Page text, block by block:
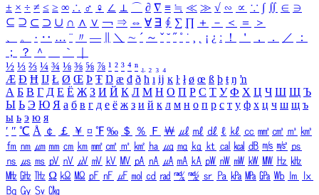
± × ÷ ≠ ≤ ≥ ∞ ∴ ♂ ♀ ∠ ⊥ ⌒ ∂ ∇ ≡ ≒ ≪ ≫ √ ∽ ∝ ∵ ∫ ∬ ∈ ∋
⊆ ⊇ ⊂ ⊃ ∪ ∩ ∧ ∨ ￢ ⇒ ⇔ ∀ ∃ ∮ ∑ ∏ ＋ － ＜ ＝
＞
、
。 · ‥ … ¨ 〃 ― ＼ ∼ ´ ～ ˇ ˘ ˝ ˚ ˙ ¸ ¡ ¿ ː ！ ＇ ， ． ／
：
；
？ ＾ ｀
½ ⅓ ⅔ ¼ ¾ ⅛ ⅜ ⅝ ⅞ ¹ ² ³ ⁴ ⁿ ₁ ₂ ₃ ₄
Æ Ð Ħ Ĳ Ł Ø Œ Þ Ŧ Ŋ æ đ ð ħ ı ĳ ĸ ŀ ł ø œ ß þ ŧ ŋ ŉ
А Б В Г Д Е Ё Ж З И Й К Л М Н О П Р С Т У Ф Х Ц Ч Ш Щ Ъ
Ы Ь Э Ю Я а б в г д е ё ж з и й к л м н о п р с т у ф х ц ч ш щ ъ
ы ь э ю я
′ ″ ℃ Å ￠ ￡ ￥ ¤ ℉ ‰ ＄ ％ Ｆ ￦ ㎕ ㎖ ㎗ ℓ ㎘ ㏄ ㎣ ㎤ ㎥ ㎦
㎙ ㎚ ㎛ ㎜ ㎝ ㎞ ㎟ ㎠ ㎡ ㎢ ㏊ ㎍ ㎎ ㎏ ㏏ ㎈ ㎉ ㏈ ㎧ ㎨ ㎰
㎱ ㎲ ㎳ ㎴ ㎵ ㎶ ㎷ ㎸ ㎹ ㎀ ㎁ ㎂ ㎃ ㎄ ㎺ ㎻ ㎽ ㎾ ㎿ ㎐ ㎑
㎒ ㎓ ㎔ Ω ㏀ ㏁ ㎊ ㎋ ㎌ ㏖ ㏅ ㎭ ㎮ ㎯ ㏛ ㎩ ㎪ ㎫ ㎬ ㏝ ㏐
㏓
㏃ ㏉ ㏜ ㏆